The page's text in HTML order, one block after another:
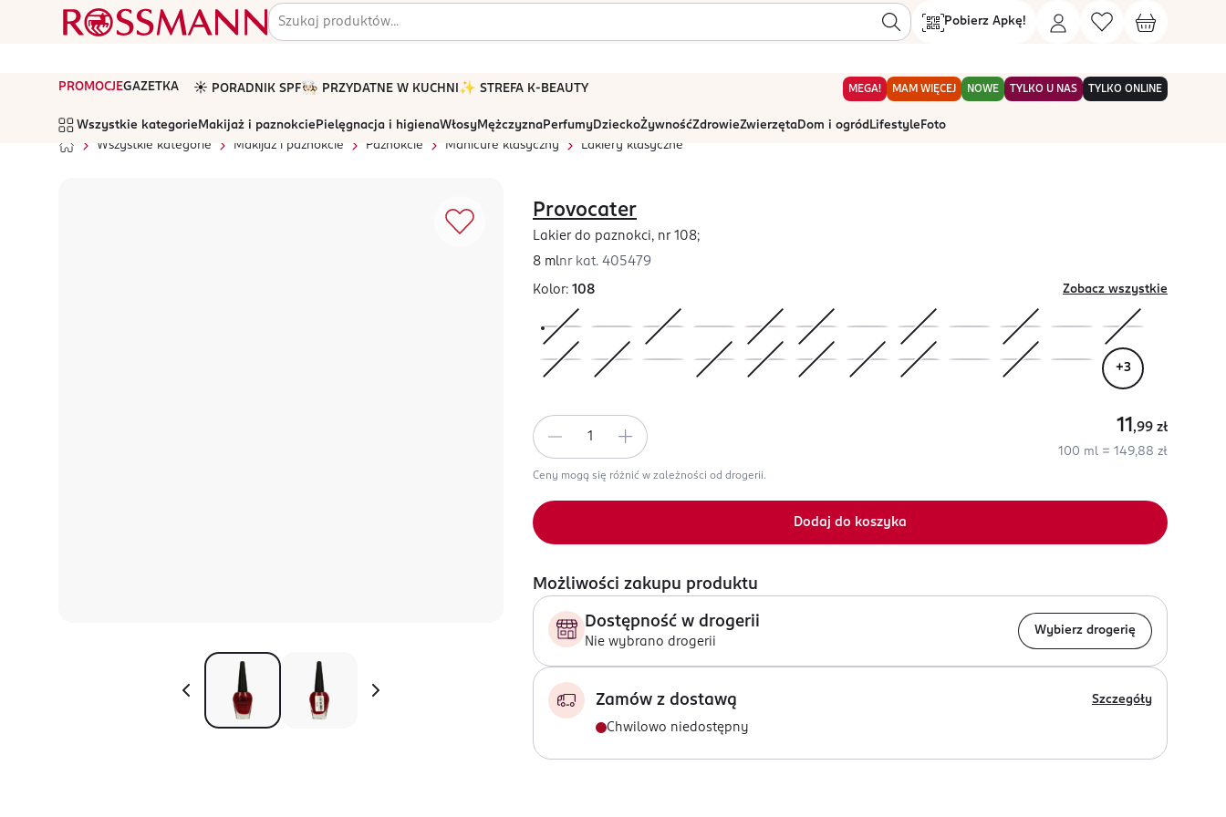
Pobierz Apkę!
PROMOCJEGAZETKA ☀️ PORADNIK SPF🧑🏻‍🍳 PRZYDATNE W KUCHNI ✨ STREFA K-BEAUTY MEGA! MAM WIĘCEJ NOWE TYLKO U NAS TYLKO ONLINE
Wszystkie kategorie Makijaż i paznokcie Pielęgnacja i higienaWłosyMężczyznaPerfumyDzieckoŻywnośćZdrowieZwierzętaDom i ogród Lifestyle Foto
Wszystkie kategorie
Makijaż i paznokcie Paznokcie Manicure klasyczny Lakiery klasyczne
Provocater
Lakier do paznokci, nr 108;
8 mlnr kat. 405479
Kolor: 108 Zobacz wszystkie
+3
11 ,99 zł
100 ml = 149,88 zł
Ceny mogą się różnić w zależności od drogerii.
Dodaj do koszyka
Możliwości zakupu produktu
Dostępność w drogerii
Nie wybrano drogerii
Wybierz drogerię
Zamów z dostawą Szczegóły
Chwilowo niedostępny